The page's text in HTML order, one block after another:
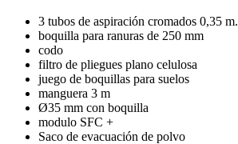
3 tubos de aspiración cromados 0,35 m.
boquilla para ranuras de 250 mm
codo
filtro de pliegues plano celulosa
juego de boquillas para suelos
manguera 3 m
Ø35 mm con boquilla
modulo SFC +
Saco de evacuación de polvo